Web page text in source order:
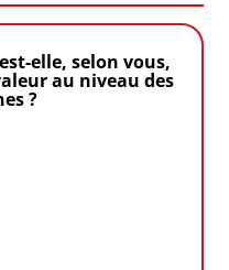
elle, selon vous,
au niveau des
?